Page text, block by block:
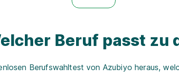
Beruf passt zu
Berufswahltest von Azubiyo heraus,